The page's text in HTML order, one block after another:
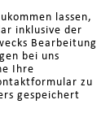
lassen,
inklusive der
Bearbeitung
bei uns
Ihre
zu
gespeichert